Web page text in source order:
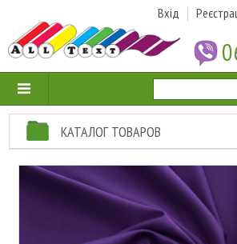
Вхід
КАТАЛОГ ТОВАРОВ